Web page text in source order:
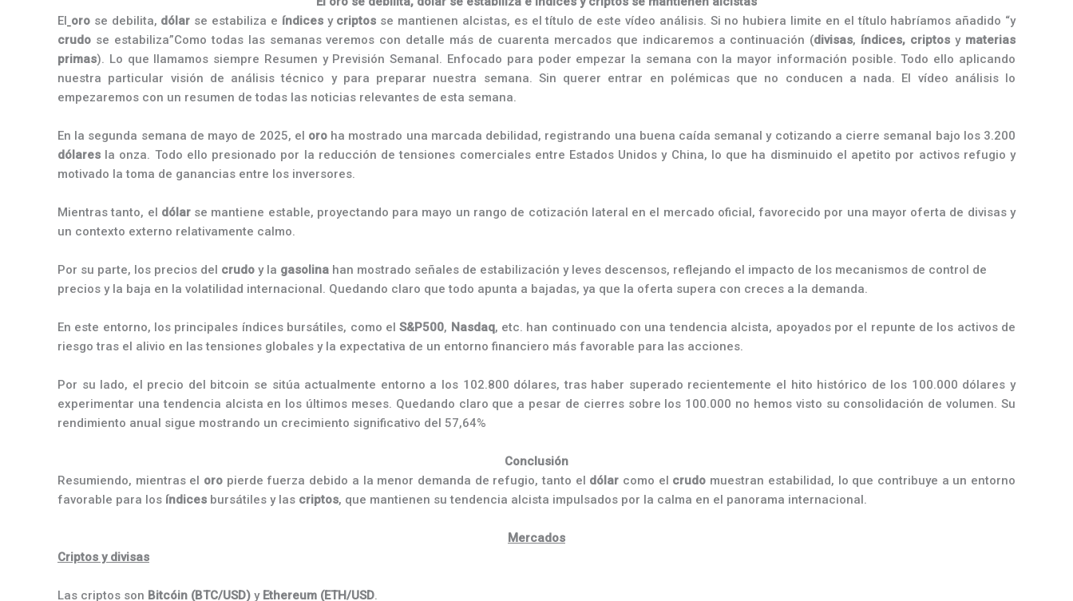
El orose debilita, dólar se estabiliza e índicesy criptos se mantienen alcistas, es el título de este vídeo análisis. Si no hubiera limite en el título habríamos añadido “y
crudo se estabiliza”Como todas las semanas veremos con detalle más de cuarenta mercados que indicaremos a continuación (divisas, índices, criptos y materias
primas). Lo que llamamos siempre Resumen y Previsión Semanal. Enfocado para poder empezar la semana con la mayor información posible. Todo ello aplicando
nuestra particular visión de análisis técnico y para preparar nuestra semana. Sin querer entrar en polémicas que no conducen a nada. El vídeo análisis lo
empezaremos con un resumen de todas las noticias relevantes de esta semana.
En la segunda semana de mayo de 2025, el oro ha mostrado una marcada debilidad, registrando una buena caída semanal y cotizando a cierre semanal bajo los 3.200
dólares la onza. Todo ello presionado por la reducción de tensiones comerciales entre Estados Unidos y China, lo que ha disminuido el apetito por activos refugio y
motivado la toma de ganancias entre los inversores.
Mientras tanto, el dólarse mantiene estable, proyectando para mayo un rango de cotización lateral en el mercado oficial, favorecido por una mayor oferta de divisas y
un contexto externo relativamente calmo.
Por su parte, los precios del crudo y la gasolina han mostrado señales de estabilización y leves descensos, reflejando el impacto de los mecanismos de control de
precios y la baja en la volatilidad internacional. Quedando claro que todo apunta a bajadas, ya que la oferta supera con creces a la demanda.
En este entorno, los principales índices bursátiles, como elS&P500, Nasdaq, etc. han continuado con una tendencia alcista, apoyados por el repunte de los activos de
riesgo tras el alivio en las tensiones globales y la expectativa de un entorno financiero más favorable para las acciones.
Por su lado, el precio del bitcoin se sitúa actualmente entorno a los 102.800 dólares, tras haber superado recientemente el hito histórico de los 100.000 dólares y
experimentar una tendencia alcista en los últimos meses. Quedando claro que a pesar de cierres sobre los 100.000 no hemos visto su consolidación de volumen. Su
rendimiento anual sigue mostrando un crecimiento significativo del 57,64%
Conclusión
Resumiendo, mientras el oro pierde fuerza debido a la menor demanda de refugio, tanto el dólar como el crudo muestran estabilidad, lo que contribuye a un entorno
favorable para los índices bursátiles y las criptos, que mantienen su tendencia alcista impulsados por la calma en el panorama internacional.
Mercados
Criptos y divisas
Las criptos son Bitcóin (BTC/USD) y Ethereum (ETH/USD.